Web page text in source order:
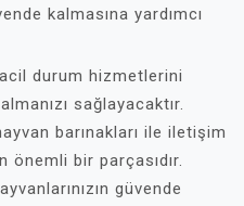
kalmasına yardımcı
durum hizmetlerini
sağlayacaktır.
barınakları ile iletişim
önemli bir parçasıdır.
güvende